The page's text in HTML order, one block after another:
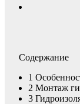
Содержание
1
2 Монтаж
3